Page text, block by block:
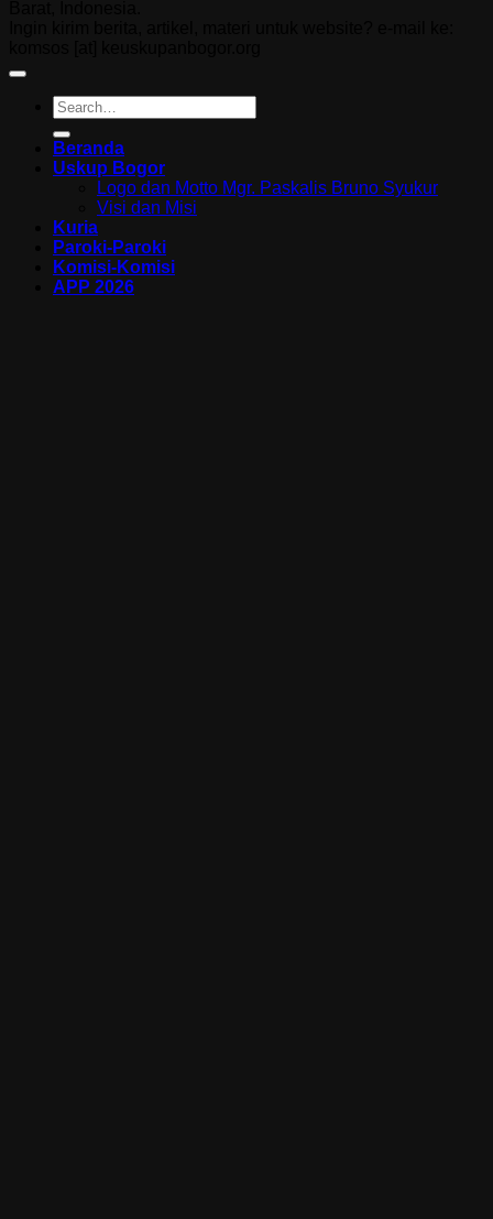
Beranda
Uskup Bogor
Logo dan Motto Mgr. Paskalis Bruno Syukur
Visi dan Misi
Kuria
Paroki-Paroki
Komisi-Komisi
APP 2026